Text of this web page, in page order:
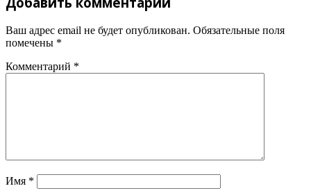
Ваш адрес email не будет опубликован. Обязательные поля
помечены *
Комментарий *
Имя *